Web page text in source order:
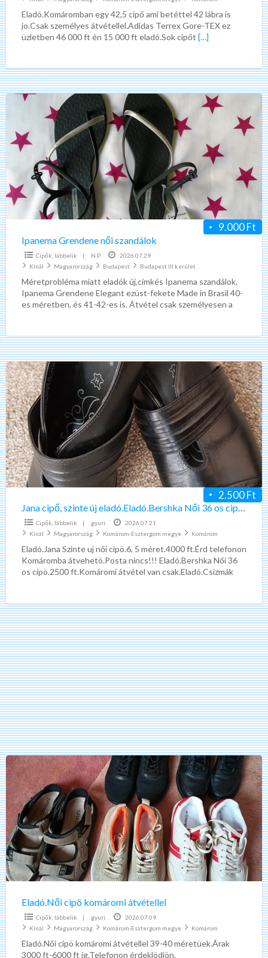
Eladó.Komáromban egy 42,5 cipő ami betéttel 42 lábra is
jo.Csak személyes átvétellel.Adidas Terrex Gore-TEX ez
üzletben 46 000 ft én 15 000 ft eladó.Sok cipőt […]
Ipanema
Grendene
női
szandálok
9.000 Ft
Ipanema Grendene női szandálok
Cipők, lábbelik | N.P.
2026.07.29
Kínál
Magyarország Budapest Budapest III.kerület
Méretprobléma miatt eladók új,címkés Ipanema szandálok.
Ipanema Grendene Elegant ezüst-fekete Made in Brasil 40-
es méretben, és 41-42-es is. Átvétel csak személyesen a
Jana
cipő,
szinte
új
eladó.Eladó.Bershka
Női
36
os
cipö.Nike
eladók.
2.500 Ft
Jana cipő, szinte új eladó.Eladó.Bershka Női 36 os cipö.Nike eladók.
Cipők, lábbelik | gyuri.
2026.07.21
Kínál
Magyarország Komárom-Esztergom megye Komárom
Eladó.Jana Szinte uj női cipö.6, 5 méret.4000 ft.Érd telefonon
Komáromba átvehetö.Posta nincs!!! Eladó.Bershka Női 36
os cipö.2500 ft.Komáromi átvétel van csak.Eladó.Csizmák
Eladó.Női
cipö
komáromi
átvétellel
Eladó.Női cipö komáromi átvétellel
Cipők, lábbelik | gyuri.
2026.07.09
Kínál
Magyarország Komárom-Esztergom megye Komárom
Eladó.Női cipö komáromi átvétellel 39-40 méretüek.Árak
3000 ft-6000 ft ig.Telefonon érdeklödjön.